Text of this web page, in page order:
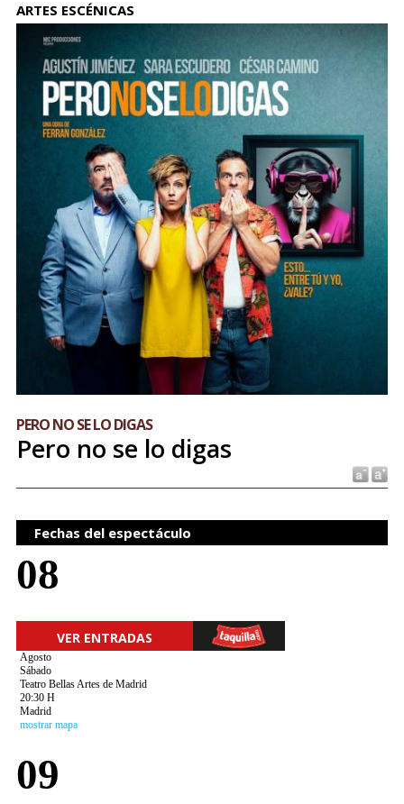
ARTES ESCÉNICAS
PERO NO SE LO DIGAS
Pero no se lo digas
Fechas del espectáculo
08
VER ENTRADAS
Agosto
Sábado
Teatro Bellas Artes de Madrid
20:30 H
Madrid
mostrar mapa
09